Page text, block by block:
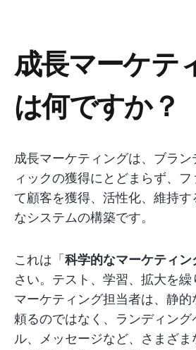
成長マーケテ
は何ですか？
成長マーケティングは、ブラ
ィックの獲得にとどまらず、
て顧客を獲得、活性化、維持
なシステムの構築です。
これは「 科学的なマーケティン
さい。テスト、学習、拡大を
マーケティング担当者は、静的
頼るのではなく、ランディング
ル、メッセージなど、さまざ